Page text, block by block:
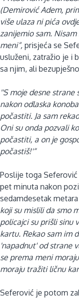
(Demirović Adem,
više ulaza ni pića
zanijemio sam.
meni“, prisjeća se
usluženi, zatražio je i
sa njim, ali
''S moje desne strane
nakon odlaska
počastiti. Ja sam
Oni su onda pozvali
počastiti, a on je
počastiš!'“
Poslije toga
pet minuta nakon
sedamdesetak
koji su mislili da smo
policajci su prišli sinu
kartu. Rekao sam im
'napadnut' od strane
se prema meni
moraju tražiti ličnu
Seferović je potom